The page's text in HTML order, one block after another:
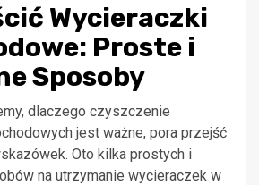
Wycieraczki
Proste i
Sposoby
dlaczego czyszczenie
jest ważne, pora przejść
Oto kilka prostych i
na utrzymanie wycieraczek w